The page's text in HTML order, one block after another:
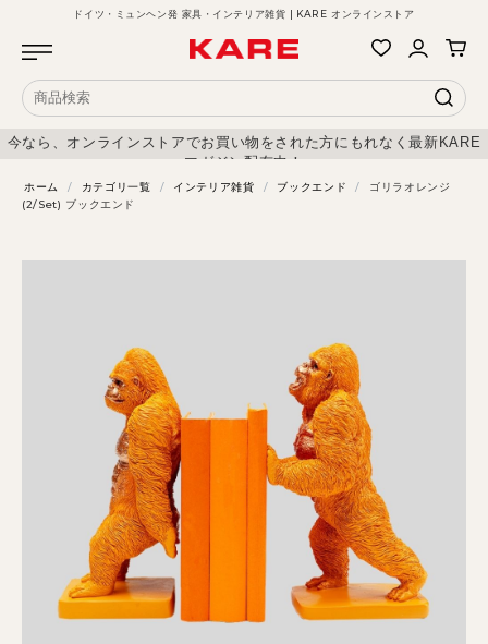
ドイツ・ミュンヘン発 家具・インテリア雑貨 | KARE オンラインストア
今なら、オンラインストアでお買い物をされた方にもれなく最新KARE
マガジン配布中！
ホーム / カテゴリ一覧 / インテリア雑貨 / ブックエンド /
ゴリラオレンジ
(2/Set) ブックエンド